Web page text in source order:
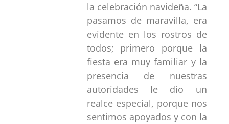
la celebración navideña. “La
pasamos de maravilla, era
evidente en los rostros de
todos; primero porque la
fiesta era muy familiar y la
presencia de nuestras
autoridades le dio un
realce especial, porque nos
sentimos apoyados y con la